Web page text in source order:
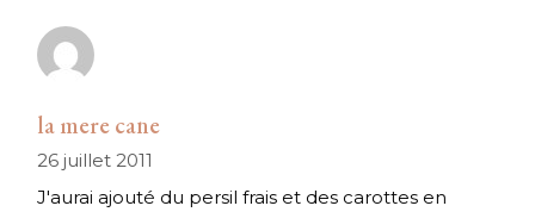
la mere cane
26 juillet 2011
J'aurai ajouté du persil frais et des carottes en